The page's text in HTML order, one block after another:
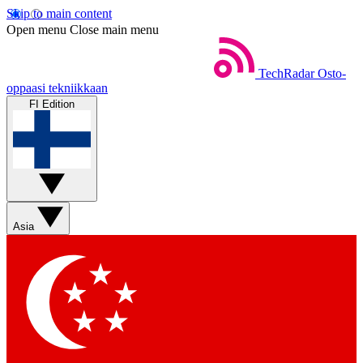
Skip to main content
Open menu Close main menu
TechRadar Osto-
oppaasi tekniikkaan
FI Edition
Asia